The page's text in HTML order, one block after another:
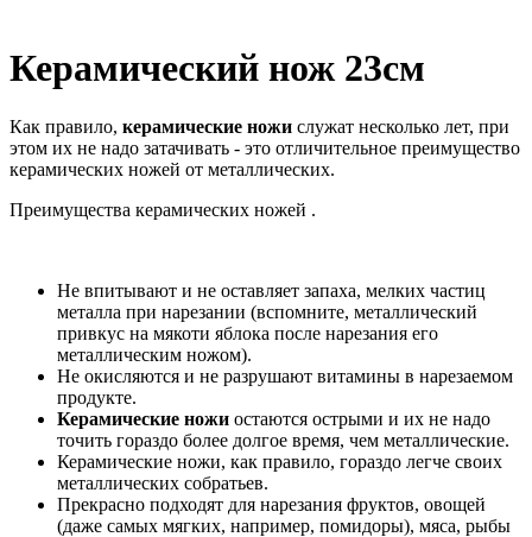
Керамический нож 23см
Как правило, керамические ножи служат несколько лет, при
этом их не надо затачивать - это отличительное преимущество
керамических ножей от металлических.
Преимущества керамических ножей .
Не впитывают и не оставляет запаха, мелких частиц
металла при нарезании (вспомните, металлический
привкус на мякоти яблока после нарезания его
металлическим ножом).
Не окисляются и не разрушают витамины в нарезаемом
продукте.
Керамические ножи остаются острыми и их не надо
точить гораздо более долгое время, чем металлические.
Керамические ножи, как правило, гораздо легче своих
металлических собратьев.
Прекрасно подходят для нарезания фруктов, овощей
(даже самых мягких, например, помидоры), мяса, рыбы